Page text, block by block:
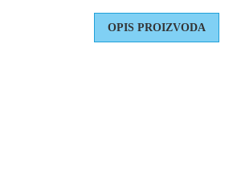
OPIS PROIZVODA